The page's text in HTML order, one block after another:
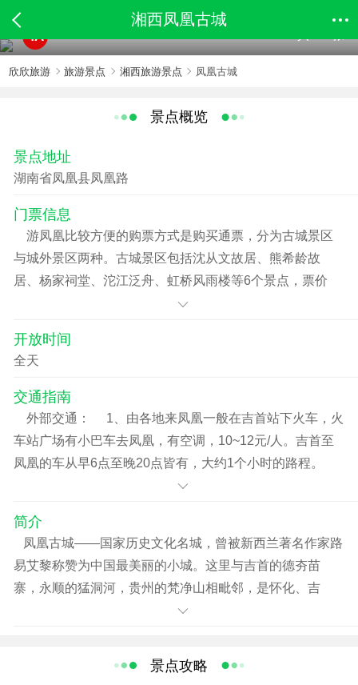
湘西凤凰古城
4A
欣欣旅游 旅游景点 湘西旅游景点 凤凰古城
景点概览
景点地址
湖南省凤凰县凤凰路
门票信息
游凤凰比较方便的购票方式是购买通票，分为古城景区
与城外景区两种。古城景区包括沈从文故居、熊希龄故
居、杨家祠堂、沱江泛舟、虹桥风雨楼等6个景点，票价
236元。城外景区包括南方长城45元，奇梁洞60元。 部
晚会128元。
开放时间
全天
交通指南
外部交通： 1、由各地来凤凰一般在吉首站下火车，火
车站广场有小巴车去凤凰，有空调，10~12元/人。吉首至
凤凰的车从早6点至晚20点皆有，大约1个小时的路程。
2、也可从吉首火车站乘出租车（4元左右）到汽车南站
209国道，路况较好。 内部交通： 凤凰县城很小，一
般步行即可，不用坐车。坐车的话，绿色的士起价3元，环
保电瓶车1元/人。 游船：凤凰虹桥上或老街上有私人游
船，价格为10元/人/次。 自行车：在沈从文广场（即县广
板吉、黄丝桥古城、都罗寨、舒家塘、亭子关等地，人多
简介
凤凰古城――国家历史文化名城，曾被新西兰著名作家路
易艾黎称赞为中国最美丽的小城。这里与吉首的德夯苗
寨，永顺的猛洞河，贵州的梵净山相毗邻，是怀化、吉
首、贵州铜仁三地之间的必经之路。 209国道和湘黔省道
古代城楼、明清古院风采依然，古老朴实的沱江静静地流
景点攻略